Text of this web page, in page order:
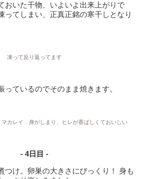
おいた干物、いよいよ出来上がりで
ってしまい、正真正銘の寒干しとなり
凍って反り返ってます
っているのでそのまま焼きます。
カレイ 身がしまり、ヒレが香ばしくておいしい
- 4日目 -
つけ。卵巣の大きさにびっくり！ 身も